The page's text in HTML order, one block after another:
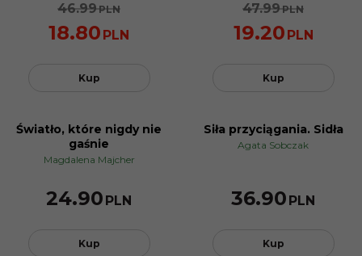
46.99PLN
18.80 PLN
Kup
47.99PLN
19.20 PLN
Kup
Światło, które nigdy nie
gaśnie
Magdalena Majcher
24.90 PLN
Kup
Siła przyciągania. Sidła
Agata Sobczak
36.90 PLN
Kup